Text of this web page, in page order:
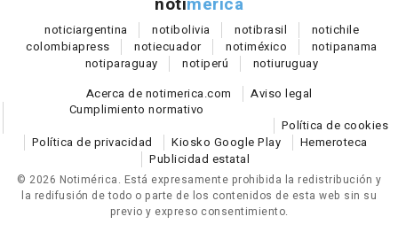
noticiargentina notibolivia notibrasil notichile
colombiapress notiecuador notiméxico notipanama
notiparaguay notiperú notiuruguay
Acerca de notimerica.com
Aviso legal
Cumplimiento normativo
Política de cookies
Política de privacidad
Kiosko Google Play
Hemeroteca
Publicidad estatal
© 2026 Notimérica. Está expresamente prohibida la redistribución y
la redifusión de todo o parte de los contenidos de esta web sin su
previo y expreso consentimiento.